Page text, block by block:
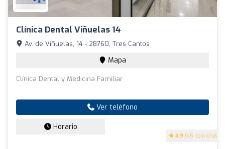
Clínica Dental Viñuelas 14
4.9 (45 opiniones)
Av. de Viñuelas, 14 - 28760, Tres Cantos
Mapa
Clínica Dental y Medicina Familiar
Ver teléfono
Horario